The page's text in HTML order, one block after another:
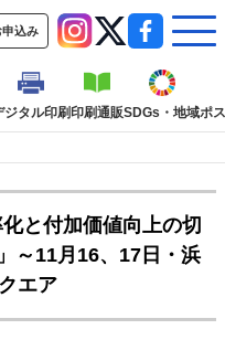
込み
ジタル印刷印刷通販SDGs・地域ポ
新着記事 特集記事
ー一覧
新製品 ＡＩ・デジタル デジ
と付加価値向上の切
～11月16、17日・浜
エア